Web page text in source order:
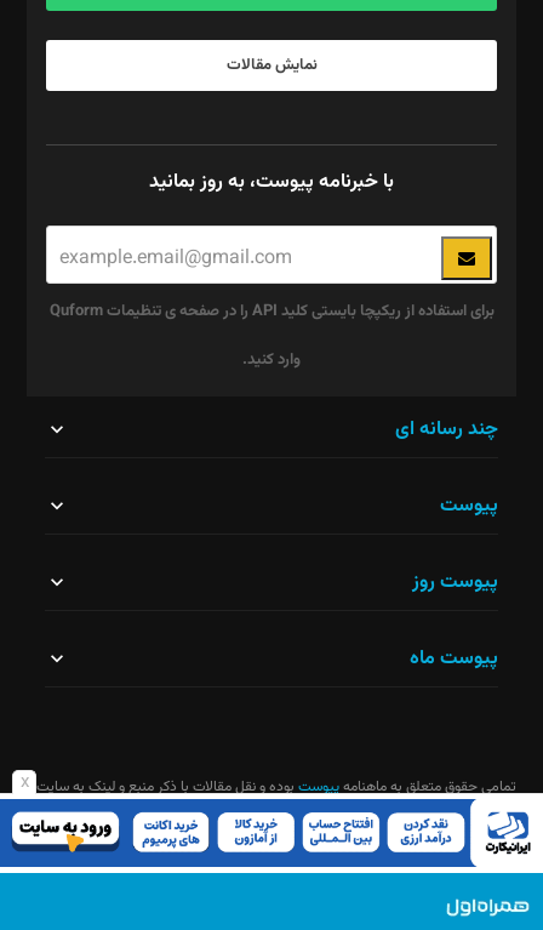
x
نمایش مقالات
با خبرنامه پیوست، به روز بمانید
برای استفاده از ریکپچا بایستی کلید API را در صفحه ی تنظیمات Quform
وارد کنید.
نباید
شود.
چند رسانه ای
پیوست
پیوست روز
پیوست ماه
تمامی حقوق متعلق به ماهنامهپیوست بوده و نقل مقالات با ذکر منبع و لینک به سایت
ماهنامه آزاد است